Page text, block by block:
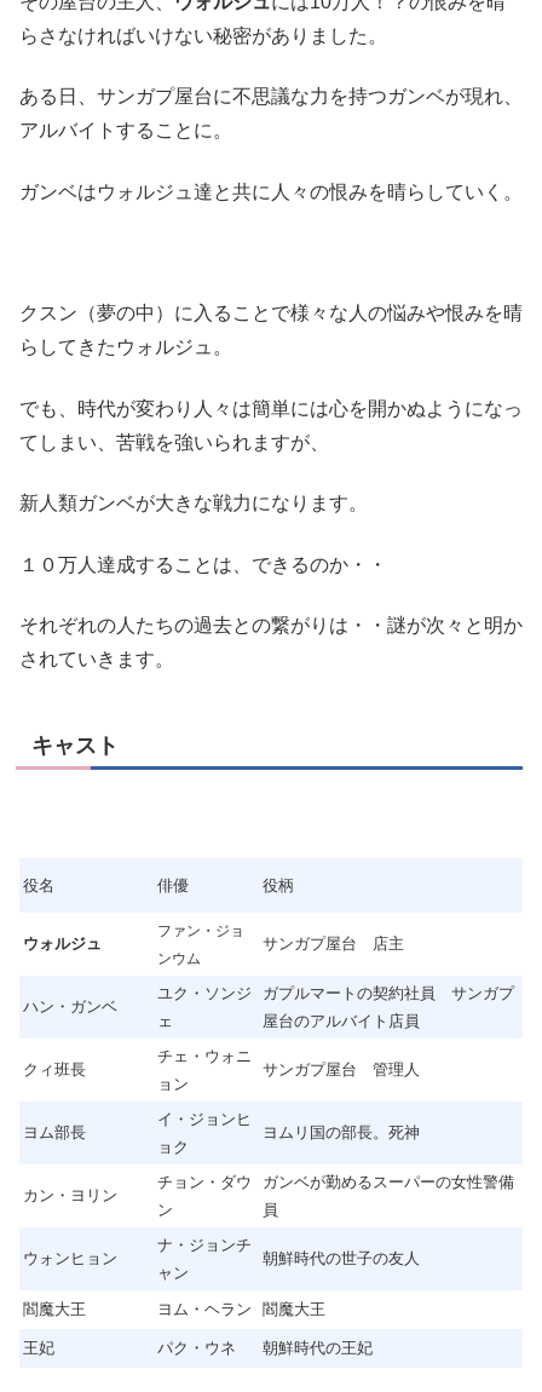
らさなければいけない秘密がありました。
ある日、サンガプ屋台に不思議な力を持つガンベが現れ、
アルバイトすることに。
ガンベはウォルジュ達と共に人々の恨みを晴らしていく。
クスン（夢の中）に入ることで様々な人の悩みや恨みを晴
らしてきたウォルジュ。
でも、時代が変わり人々は簡単には心を開かぬようになっ
てしまい、苦戦を強いられますが、
新人類ガンベが大きな戦力になります。
１０万人達成することは、できるのか・・
それぞれの人たちの過去との繋がりは・・謎が次々と明か
されていきます。
キャスト
役名 俳優 役柄
ウォルジュ
ファン・ジョ
ンウム
サンガプ屋台 店主
ハン・ガンベ
ユク・ソンジ
ェ
ガプルマートの契約社員 サンガプ
屋台のアルバイト店員
クィ班長
チェ・ウォニ
ョン
サンガプ屋台 管理人
ヨム部長
イ・ジョンヒ
ョク
ヨムリ国の部長。死神
カン・ヨリン
チョン・ダウ
ン
ガンベが勤めるスーパーの女性警備
員
ウォンヒョン
ナ・ジョンチ
ャン
朝鮮時代の世子の友人
閻魔大王 ヨム・ヘラン 閻魔大王
王妃 パク・ウネ 朝鮮時代の王妃